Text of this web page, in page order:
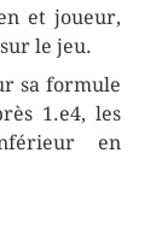
et joueur,
le jeu.
sa formule
1.e4, les
en